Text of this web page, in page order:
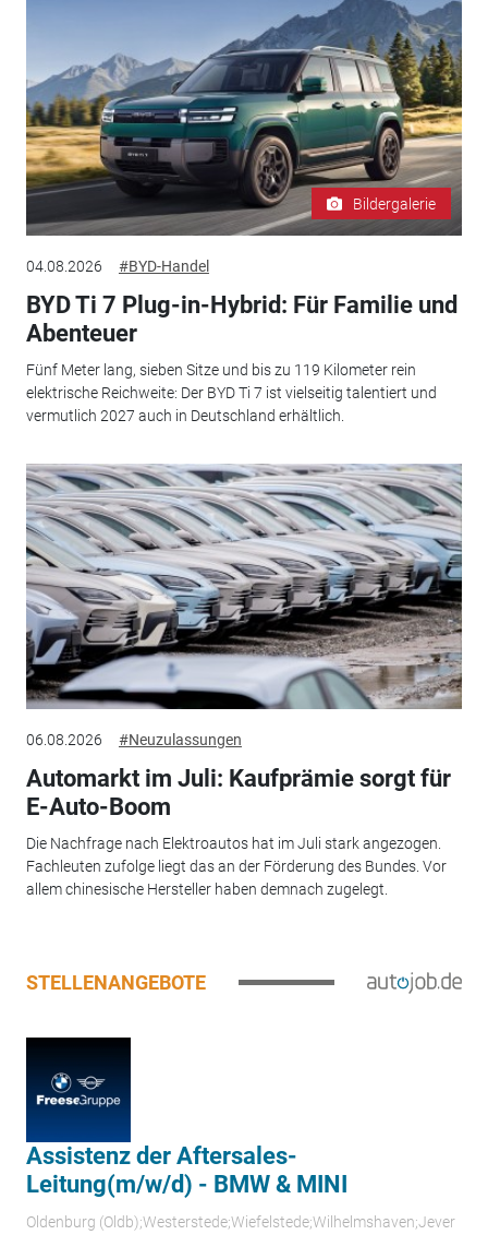
Bildergalerie
04.08.2026 #BYD-Handel
BYD Ti 7 Plug-in-Hybrid: Für Familie und
Abenteuer
Fünf Meter lang, sieben Sitze und bis zu 119 Kilometer rein
elektrische Reichweite: Der BYD Ti 7 ist vielseitig talentiert und
vermutlich 2027 auch in Deutschland erhältlich.
06.08.2026 #Neuzulassungen
Automarkt im Juli: Kaufprämie sorgt für
E-Auto-Boom
Die Nachfrage nach Elektroautos hat im Juli stark angezogen.
Fachleuten zufolge liegt das an der Förderung des Bundes. Vor
allem chinesische Hersteller haben demnach zugelegt.
STELLENANGEBOTE
Assistenz der Aftersales-
Leitung(m/w/d) - BMW & MINI
Oldenburg (Oldb);Westerstede;Wiefelstede;Wilhelmshaven;Jever